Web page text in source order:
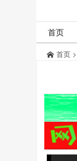
首页
首页 >